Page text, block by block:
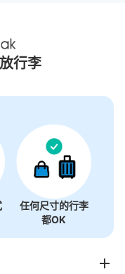
物櫃
櫃行李
任何尺寸的行李
都OK